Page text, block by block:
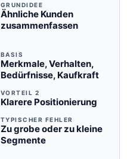
GRUNDIDEE
Ähnliche Kunden
zusammenfassen
BASIS
Merkmale, Verhalten,
Bedürfnisse, Kaufkraft
VORTEIL 2
Klarere Positionierung
TYPISCHER FEHLER
Zu grobe oder zu kleine
Segmente